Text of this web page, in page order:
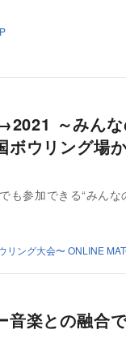
～みん
ウリング場
も参加できる“みんな
ング大会〜 ONLINE
楽との融合